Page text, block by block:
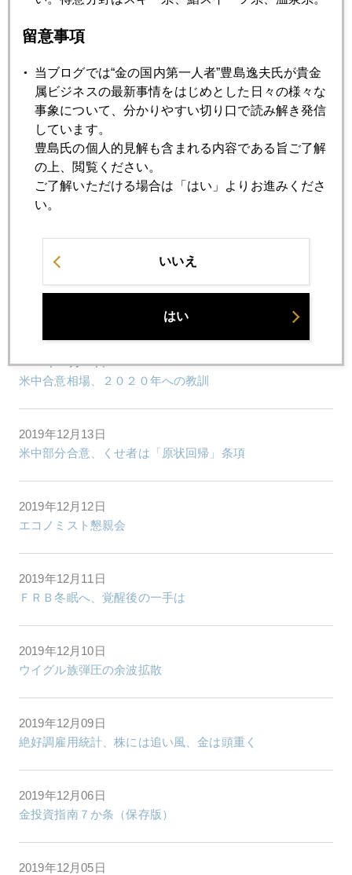
2019年12月23日
金を巡る各国の思惑
2019年12月20日
カリスマ投資家、涙のワケ
金価格を読む６つの勘所（保存版）
2019年12月17日
米株価最高値更新、トランプ氏再選へ追い風
2019年12月16日
米中合意相場、２０２０年への教訓
2019年12月13日
米中部分合意、くせ者は「原状回帰」条項
2019年12月12日
エコノミスト懇親会
2019年12月11日
ＦＲＢ冬眠へ、覚醒後の一手は
2019年12月10日
ウイグル族弾圧の余波拡散
2019年12月09日
絶好調雇用統計、株には追い風、金は頭重く
2019年12月06日
金投資指南７か条（保存版）
2019年12月05日
留意事項
当ブログでは“金の国内第一人者”豊島逸夫氏が貴金
属ビジネスの最新事情をはじめとした日々の様々な
事象について、分かりやすい切り口で読み解き発信
しています。
豊島氏の個人的見解も含まれる内容である旨ご了解
の上、閲覧ください。
ご了解いただける場合は「はい」よりお進みくださ
い。
いいえ
はい